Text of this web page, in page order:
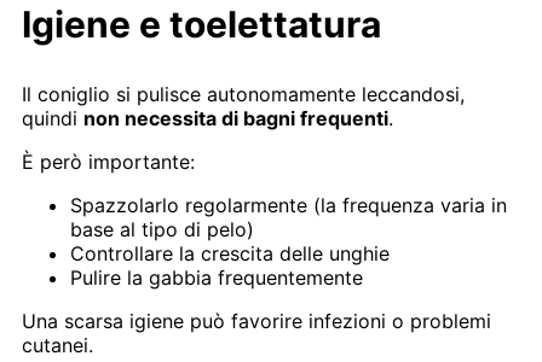
Igiene e toelettatura
Il coniglio si pulisce autonomamente leccandosi,
quindi non necessita di bagni frequenti.
È però importante:
Spazzolarlo regolarmente (la frequenza varia in
base al tipo di pelo)
Controllare la crescita delle unghie
Pulire la gabbia frequentemente
Una scarsa igiene può favorire infezioni o problemi
cutanei.